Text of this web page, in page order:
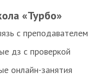
«Турбо»
с преподавателем
дз с проверкой
онлайн-занятия